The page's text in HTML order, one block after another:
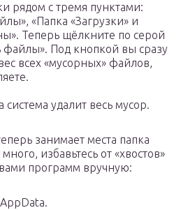
рядом с тремя пунктами:
«Папка «Загрузки» и
Теперь щёлкните по серой
файлы». Под кнопкой вы сразу
всех «мусорных» файлов,
система удалит весь мусор.
занимает места папка
избавьтесь от «хвостов»
программ вручную: